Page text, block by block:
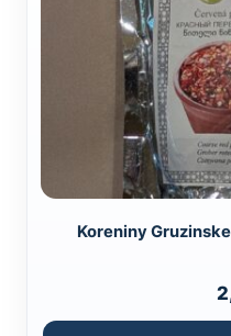
Koreniny